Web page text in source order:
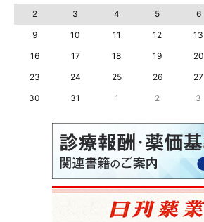
2
3 4 5 6
9
10 11 12 13
16
17 18 19 20
23
24 25 26 27
30
31 1 2 3